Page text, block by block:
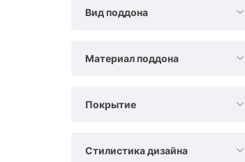
Вид поддона
Материал поддона
Покрытие
Стилистика дизайна